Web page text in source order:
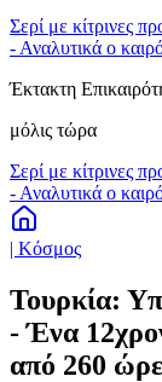
Σερί με κίτρινες
- Αναλυτικά ο
Έκτακτη
μόλις τώρα
Σερί με κίτρινες
- Αναλυτικά ο
| Κόσμος
Τουρκία:
- Ένα
από 260